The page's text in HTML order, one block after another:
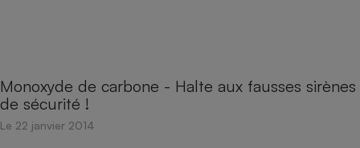
Monoxyde de carbone - Halte aux fausses sirènes
de sécurité !
Le 22 janvier 2014